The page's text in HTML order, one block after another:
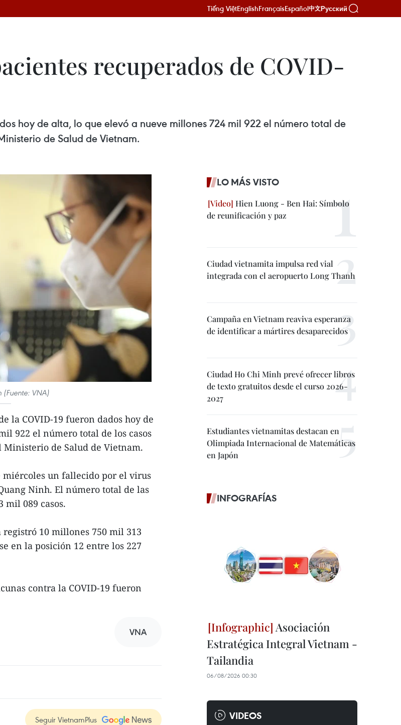
Tiếng ViệtEnglishFrançaisEspañol中文Русский
recuperados de COVID-
hoy de alta, lo que elevó a nueve millones 724 mil 922 el número total de
de Salud de Vietnam.
(Fuente: VNA)
la COVID-19 fueron dados hoy de
922 el número total de los casos
de Salud de Vietnam.
un fallecido por el virus
Ninh. El número total de las
mil 089 casos.
10 millones 750 mil 313
en la posición 12 entre los 227
contra la COVID-19 fueron
VNA
Seguir VietnamPlus
LO MÁS VISTO
Hien Luong - Ben Hai: Símbolo
de reunificación y paz
Ciudad vietnamita impulsa red vial
integrada con el aeropuerto Long Thanh
Campaña en Vietnam reaviva esperanza
de identificar a mártires desaparecidos
Ciudad Ho Chi Minh prevé ofrecer libros
de texto gratuitos desde el curso 2026-
2027
Estudiantes vietnamitas destacan en
Olimpiada Internacional de Matemáticas
en Japón
INFOGRAFÍAS
Asociación
Estratégica Integral Vietnam -
Tailandia
06/08/2026 00:30
VIDEOS